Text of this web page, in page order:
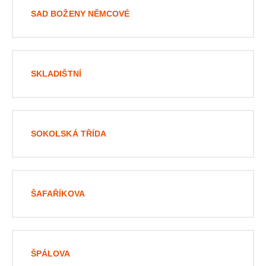
SAD BOŽENY NĚMCOVÉ
SKLADIŠTNÍ
SOKOLSKÁ TŘÍDA
ŠAFAŘÍKOVA
ŠPÁLOVA